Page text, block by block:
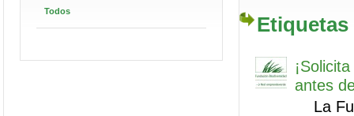
Todos
Etiquetas
antes
La